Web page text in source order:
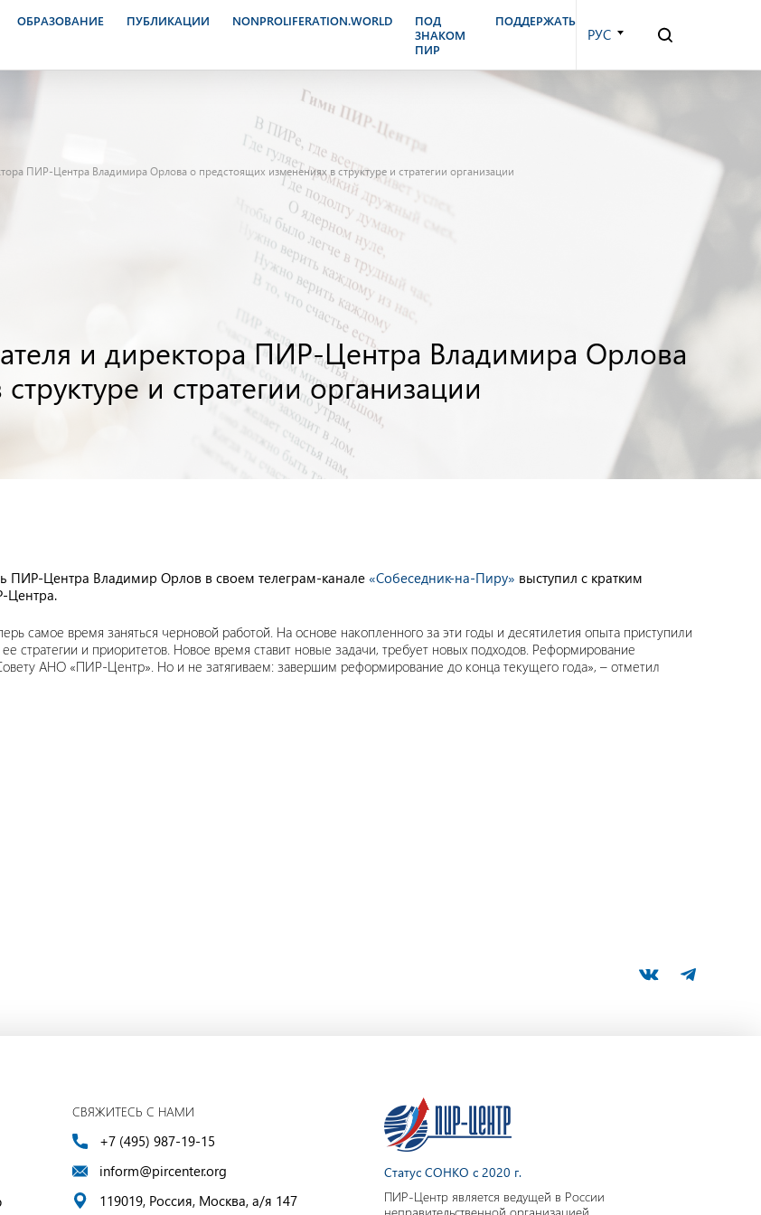
ОБРАЗОВАНИЕ ПУБЛИКАЦИИ NONPROLIFERATION.WORLD
ПОД
ЗНАКОМ
ПИР
ПОДДЕРЖАТЬ
РУС
ПИР-Центра Владимира Орлова о предстоящих изменениях в структуре и стратегии организации
и директора ПИР-Центра Владимира Орлова
и стратегии организации
Центра Владимир Орлов в своем телеграм-канале «Собеседник-на-Пиру» выступил с кратким
Центра.
самое время заняться черновой работой. На основе накопленного за эти годы и десятилетия опыта приступили
стратегии и приоритетов. Новое время ставит новые задачи, требует новых подходов. Реформирование
АНО «ПИР-Центр». Но и не затягиваем: завершим реформирование до конца текущего года», – отметил
СВЯЖИТЕСЬ С НАМИ
+7 (495) 987-19-15
inform@pircenter.org
119019, Россия, Москва, а/я 147
Статус СОНКО с 2020 г.
ПИР-Центр является ведущей в России